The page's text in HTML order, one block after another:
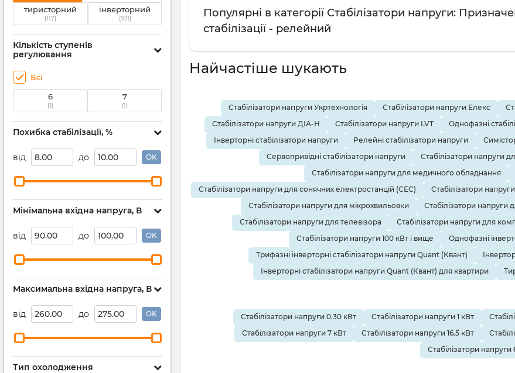
тиристорний
(117)
інверторний
(101)
Кількість ступенів
регулювання
Всі
6
(1)
7
(1)
Похибка стабілізації, %
від до OK
Мінімальна вхідна напруга, В
від до OK
Максимальна вхідна напруга, В
від до OK
Тип охолодження
Популярні в категорії Стабілізатори напруги:
стабілізації - релейний
Найчастіше шукають
Стабілізатори напруги Укртехнологія Стабілізатори напруги Елекс
Стабілізатори напруги ДІА-Н
Стабілізатори напруги LVT Однофазні
Інверторні стабілізатори напруги
Релейні стабілізатори напруги
Сервопривідні стабілізатори напруги
Стабілізатори напруги
Стабілізатори напруги для медичного обладнання
Стабілізатори напруги для сонячних електростанцій (СЕС)
Стабілізатори
Стабілізатори напруги для мікрохвильовки
Стабілізатори напруги
Стабілізатори напруги для телевізора
Стабілізатори напруги для
Стабілізатори напруги 100 кВт і вище
Однофазні
Трифазні інверторні стабілізатори напруги Quant (Квант)
Інверторні стабілізатори напруги Quant (Квант) для квартири
Стабілізатори напруги 0.30 кВт Стабілізатори напруги 1 кВт
Стабілізатори напруги 7 кВт
Стабілізатори напруги 16.5 кВт
Стабілізатори напруги